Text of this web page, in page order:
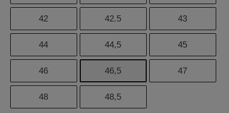
42 42.5 43
44 44,5 45
46 46,5 47
48 48,5